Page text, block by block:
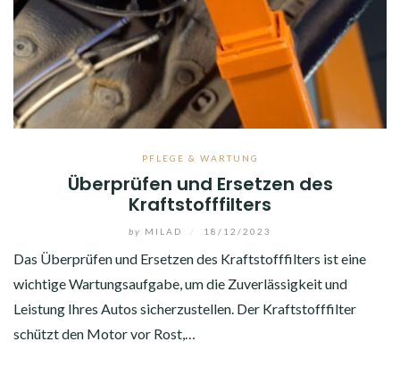
PFLEGE & WARTUNG
Überprüfen und Ersetzen des
Kraftstofffilters
by MILAD 18/12/2023
Das Überprüfen und Ersetzen des Kraftstofffilters ist eine
wichtige Wartungsaufgabe, um die Zuverlässigkeit und
Leistung Ihres Autos sicherzustellen. Der Kraftstofffilter
schützt den Motor vor Rost,…